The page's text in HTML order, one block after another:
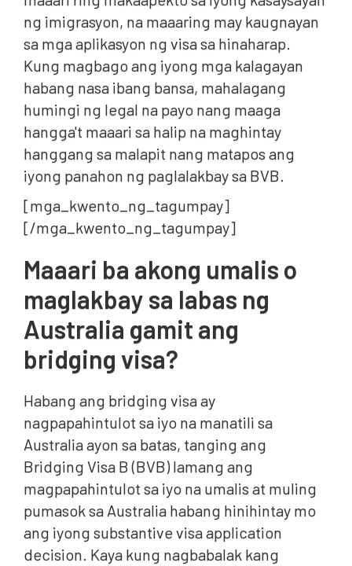
ng imigrasyon, na maaaring may kaugnayan
sa mga aplikasyon ng visa sa hinaharap.
Kung magbago ang iyong mga kalagayan
habang nasa ibang bansa, mahalagang
humingi ng legal na payo nang maaga
hangga't maaari sa halip na maghintay
hanggang sa malapit nang matapos ang
iyong panahon ng paglalakbay sa BVB.
[mga_kwento_ng_tagumpay]
[/mga_kwento_ng_tagumpay]
Maaari ba akong umalis o
maglakbay sa labas ng
Australia gamit ang
bridging visa?
Habang ang bridging visa ay
nagpapahintulot sa iyo na manatili sa
Australia ayon sa batas, tanging ang
Bridging Visa B (BVB) lamang ang
magpapahintulot sa iyo na umalis at muling
pumasok sa Australia habang hinihintay mo
ang iyong substantive visa application
decision. Kaya kung nagbabalak kang